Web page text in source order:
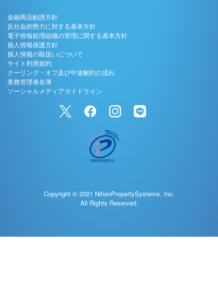
金融商品勧誘方針
反社会的勢力に対する基本方針
電子情報処理組織の管理に関する基本方針
個人情報保護方針
個人情報の取扱いについて
サイト利用規約
クーリング・オフ及び中途解約の流れ
業務管理者名簿
ソーシャルメディアガイドライン
Copyright © 2021 NihonPropertySystems, Inc.
All Rights Reserved.